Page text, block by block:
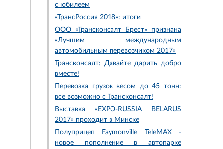
с юбилеем
«ТрансРоссия 2018»: итоги
ООО «Трансконсалт Брест» признана
«Лучшим международным
автомобильным перевозчиком 2017»
Трансконсалт: Давайте дарить добро
вместе!
Перевозка грузов весом до 45 тонн:
все возможно с Трансконсалт!
Выставка «EXPO-RUSSIA BELARUS
2017» проходит в Минске
Полуприцеп Faymonville TeleMAX -
новое пополнение в автопарке